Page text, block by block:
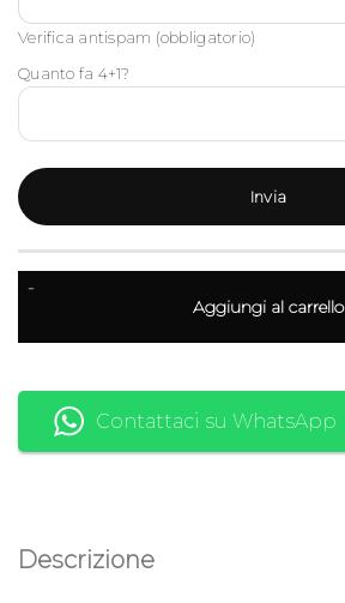
Verifica antispam (obbligatorio)
Quanto fa 4+1?
-
Aggiungi al carrello
Contattaci su WhatsApp
Descrizione